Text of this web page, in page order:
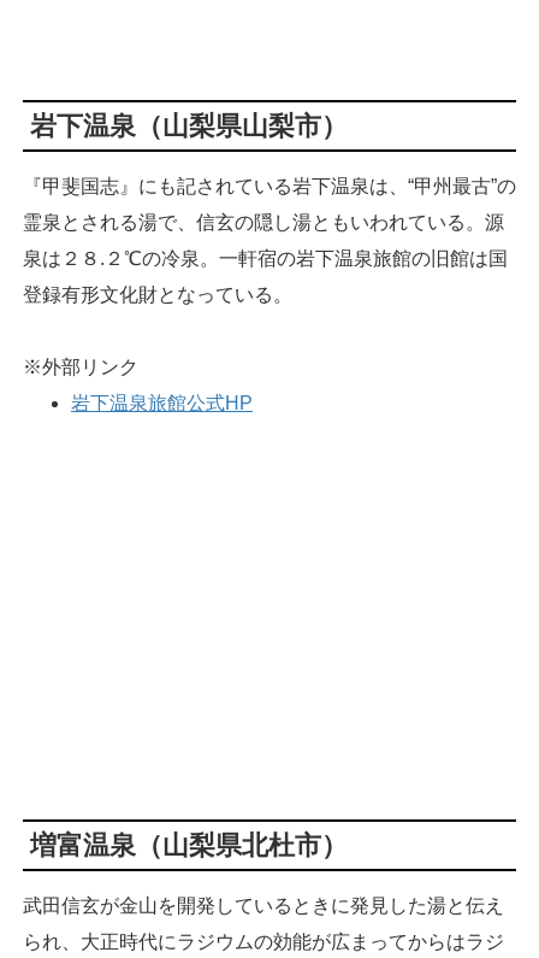
岩下温泉（山梨県山梨市）
『甲斐国志』にも記されている岩下温泉は、“甲州最古”の
霊泉とされる湯で、信玄の隠し湯ともいわれている。源
泉は２８.２℃の冷泉。一軒宿の岩下温泉旅館の旧館は国
登録有形文化財となっている。
※外部リンク
岩下温泉旅館公式HP
増富温泉（山梨県北杜市）
武田信玄が金山を開発しているときに発見した湯と伝え
られ、大正時代にラジウムの効能が広まってからはラジ